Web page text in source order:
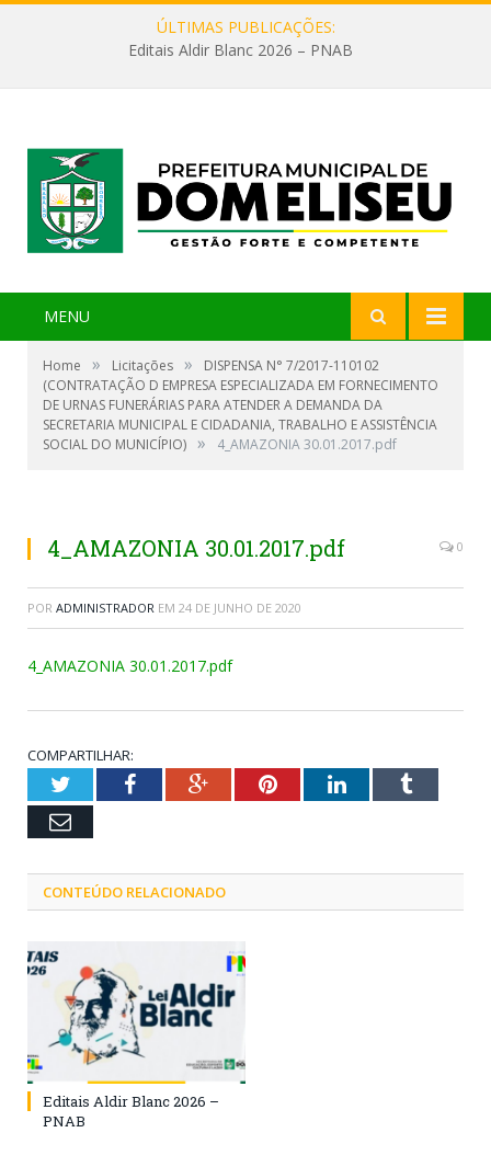
ÚLTIMAS PUBLICAÇÕES:
Editais Aldir Blanc 2026 – PNAB
MENU
Home » Licitações »
DISPENSA N° 7/2017-110102
(CONTRATAÇÃO D EMPRESA ESPECIALIZADA EM FORNECIMENTO
DE URNAS FUNERÁRIAS PARA ATENDER A DEMANDA DA
SECRETARIA MUNICIPAL E CIDADANIA, TRABALHO E ASSISTÊNCIA
SOCIAL DO MUNICÍPIO) » 4_AMAZONIA 30.01.2017.pdf
4_AMAZONIA 30.01.2017.pdf 0
POR ADMINISTRADOR EM 24 DE JUNHO DE 2020
4_AMAZONIA 30.01.2017.pdf
COMPARTILHAR:
TwitterFacebookGoogle+PinterestLinkedInTumblr
Email
CONTEÚDO RELACIONADO
Editais Aldir Blanc 2026 –
PNAB